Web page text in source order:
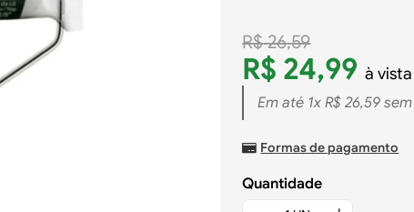
R$ 26,59
R$ 24,99 à
Em até 1x R$ 26,59sem
Formas de pagamento
Quantidade